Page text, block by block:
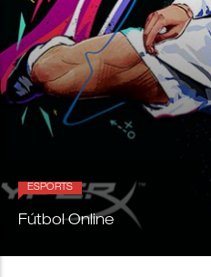
ESPORTS
Fútbol Online